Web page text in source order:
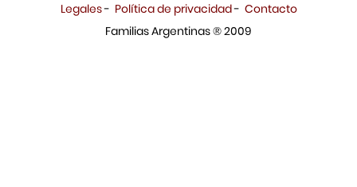
Legales- Política de privacidad- Contacto
Familias Argentinas ® 2009